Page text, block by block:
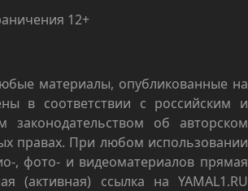
12+
материалы, опубликованные на
в соответствии с российским и
законодательством об авторском
правах. При любом использовании
, фото- и видеоматериалов прямая
(активная) ссылка на YAMAL1.RU